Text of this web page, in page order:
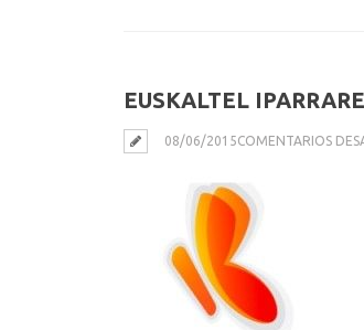
EUSKALTEL
08/06/2015COMENTARIOS